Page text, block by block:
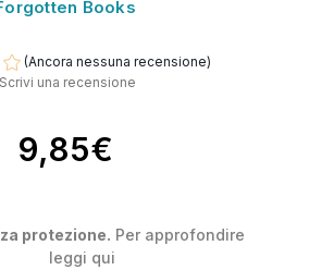
Books
(Ancora nessuna recensione)
Scrivi una recensione
9,85€
protezione. Per approfondire
leggi qui